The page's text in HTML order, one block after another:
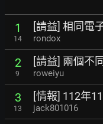
1
14
[請益] 相同電
rondox
2
9
[請益] 兩個不
roweiyu
3
13
[情報] 112年
jack801016